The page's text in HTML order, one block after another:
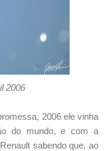
2006
2006 ele vinha
do mundo, e com a
sabendo que, ao